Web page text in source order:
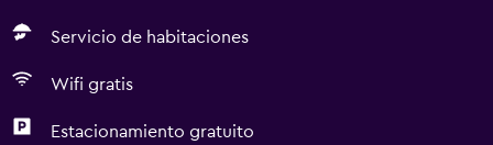
Servicio de habitaciones
Wifi gratis
Estacionamiento gratuito